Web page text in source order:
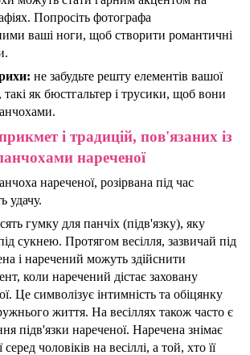
Попросіть фотографа
ваші ноги, щоб створити романтичні
не забудьте решту елементів вашої
такі як бюстгальтер і трусики, щоб вони
і традицій, пов'язаних із
нареченої
нареченої, розірвана під час
удачу.
гумку для панчіх (підв'язку), яку
сукнею. Протягом весілля, зазвичай під
і наречений можуть здійснити
коли наречений дістає заховану
Це символізує інтимність та обіцянку
життя. На весіллях також часто є
підв'язки нареченої. Наречена знімає
серед чоловіків на весіллі, а той, хто її